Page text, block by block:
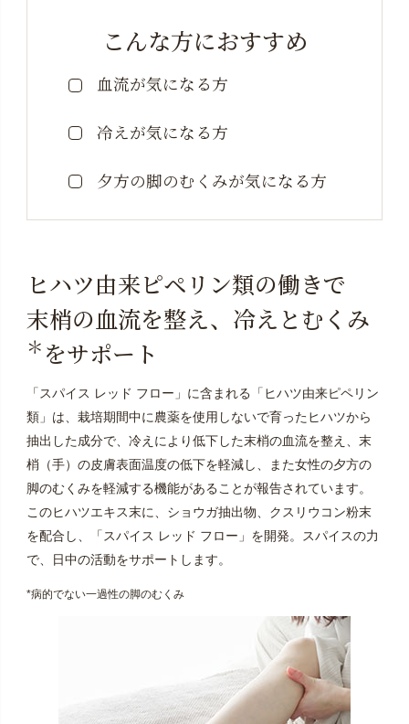
こんな方におすすめ
血流が気になる方
冷えが気になる方
夕方の脚のむくみが気になる方
ヒハツ由来ピペリン類の働きで
末梢の血流を整え、冷えとむくみ
＊ をサポート
「スパイス レッド フロー」に含まれる「ヒハツ由来ピペリン
類」は、栽培期間中に農薬を使用しないで育ったヒハツから
抽出した成分で、冷えにより低下した末梢の血流を整え、末
梢（手）の皮膚表面温度の低下を軽減し、また女性の夕方の
脚のむくみを軽減する機能があることが報告されています。
このヒハツエキス末に、ショウガ抽出物、クスリウコン粉末
を配合し、「スパイス レッド フロー」を開発。スパイスの力
で、日中の活動をサポートします。
*病的でない一過性の脚のむくみ